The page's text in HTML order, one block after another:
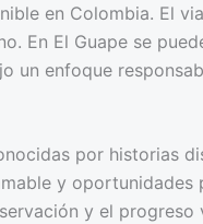
en Colombia. El
En El Guape se
un enfoque
por historias
y oportunidades
y el progreso